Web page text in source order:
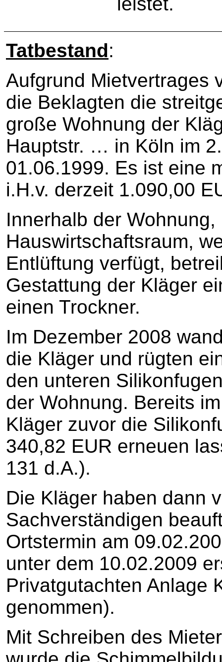
Tatbestand:
Aufgrund Mietvertrages
die Beklagten die
große Wohnung der
Hauptstr. … in Köln im
01.06.1999. Es ist eine
i.H.v. derzeit 1.090,00
Innerhalb der Wohnung,
Hauswirtschaftsraum,
Entlüftung verfügt,
Gestattung der Kläger
einen Trockner.
Im Dezember 2008
die Kläger und rügten
den unteren
der Wohnung. Bereits
Kläger zuvor die
340,82 EUR erneuen
131 d.A.).
Die Kläger haben dann
Sachverständigen
Ortstermin am
unter dem 10.02.2009
Privatgutachten Anlage
genommen).
Mit Schreiben des